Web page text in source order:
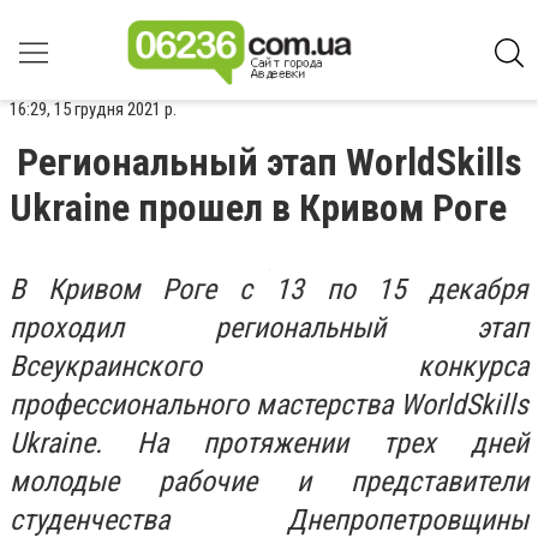
16:29, 15 грудня 2021 р.
Региональный этап WorldSkills
Ukraine прошел в Кривом Роге
В Кривом Роге с 13 по 15 декабря
проходил региональный этап
Всеукраинского конкурса
профессионального мастерства WorldSkills
Ukraine. На протяжении трех дней
молодые рабочие и представители
студенчества Днепропетровщины